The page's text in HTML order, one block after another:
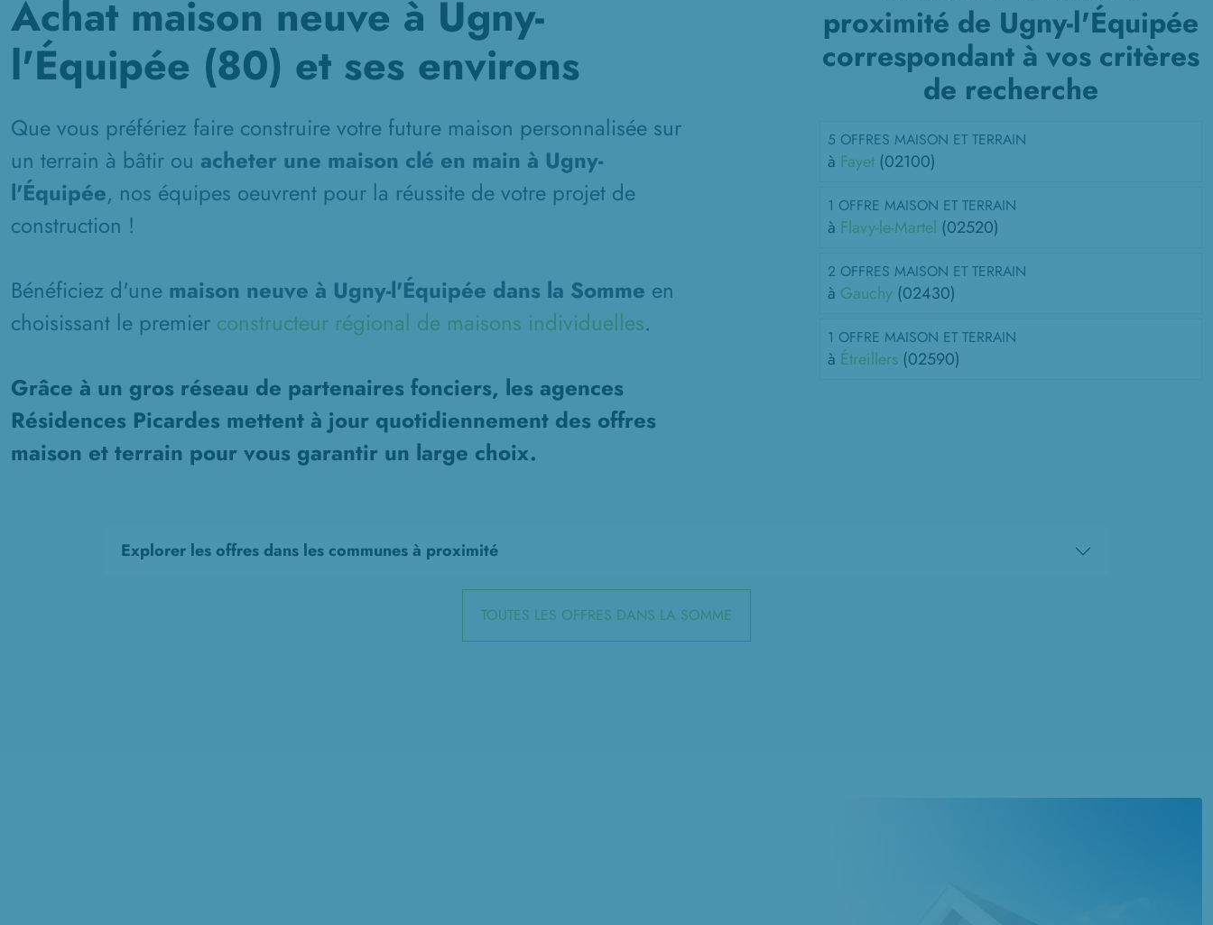
Achat maison neuve à Ugny-
l'Équipée (80) et ses environs
Que vous préfériez faire construire votre future maison personnalisée sur
un terrain à bâtir ou acheter une maison clé en main à Ugny-
l'Équipée, nos équipes oeuvrent pour la réussite de votre projet de
construction !
Bénéficiez d'une maison neuve à Ugny-l'Équipée dans la Somme en
choisissant le premier constructeur régional de maisons individuelles.
Grâce à un gros réseau de partenaires fonciers, les agences
Résidences Picardes mettent à jour quotidiennement des offres
maison et terrain pour vous garantir un large choix.
proximité de Ugny-l'Équipée
correspondant à vos critères
de recherche
5 OFFRES MAISON ET TERRAIN
à Fayet (02100)
1 OFFRE MAISON ET TERRAIN
à Flavy-le-Martel (02520)
2 OFFRES MAISON ET TERRAIN
à Gauchy (02430)
1 OFFRE MAISON ET TERRAIN
à Étreillers (02590)
Explorer les offres dans les communes à proximité
TOUTES LES OFFRES DANS LA SOMME